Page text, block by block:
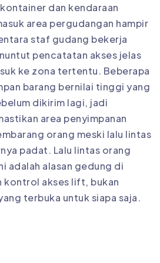
dan kendaraan
area pergudangan hampir
staf gudang bekerja
pencatatan akses jelas
ke zona tertentu. Beberapa
barang bernilai tinggi yang
dikirim lagi, jadi
area penyimpanan
orang meski lalu lintas
padat. Lalu lintas orang
adalah alasan gedung di
kontrol akses lift, bukan
terbuka untuk siapa saja.